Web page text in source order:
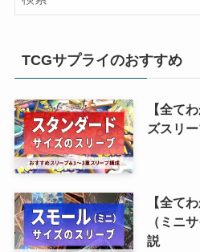
TCGサプライのおすすめ
【全て
ズスリ
【全て
（ミニ
説